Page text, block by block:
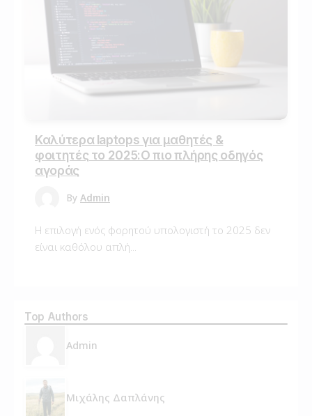
Top Authors
Admin
Μιχάλης Δαπλάνης
Καλύτερα laptops για μαθητές &
φοιτητές το 2025:Ο πιο πλήρης οδηγός
αγοράς
By Admin
Η επιλογή ενός φορητού υπολογιστή το 2025 δεν
είναι καθόλου απλή...